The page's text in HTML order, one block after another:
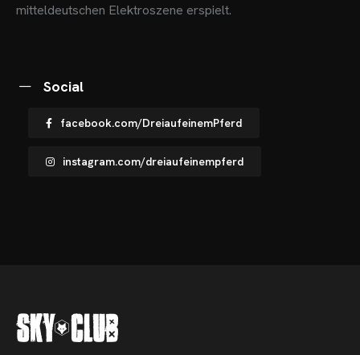
mitteldeutschen Elektroszene erspielt.
Social
facebook.com/DreiaufeinemPferd
instagram.com/dreiaufeinempferd